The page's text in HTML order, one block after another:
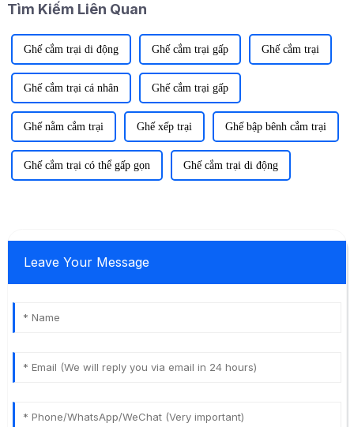
của...
Tìm Kiếm Liên Quan
Ghế cắm trại di động Ghế cắm trại gấp Ghế cắm trại
Ghế cắm trại cá nhân Ghế cắm trại gấp
Ghế nằm cắm trại Ghế xếp trại Ghế bập bênh cắm trại
Ghế cắm trại có thể gấp gọn Ghế cắm trại di động
Leave Your Message